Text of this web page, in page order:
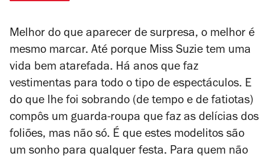
Melhor do que aparecer de surpresa, o melhor é
mesmo marcar. Até porque Miss Suzie tem uma
vida bem atarefada. Há anos que faz
vestimentas para todo o tipo de espectáculos. E
do que lhe foi sobrando (de tempo e de fatiotas)
compôs um guarda-roupa que faz as delícias dos
foliões, mas não só. É que estes modelitos são
um sonho para qualquer festa. Para quem não